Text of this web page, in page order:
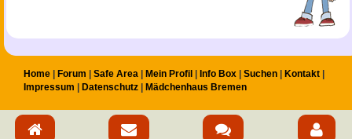
Home Forum Safe Area Mein Profil Info Box Suchen
Kontakt
Impressum
Datenschutz Mädchenhaus Bremen